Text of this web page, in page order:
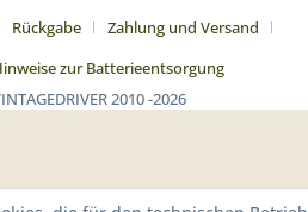
Rückgabe
Zahlung und Versand
zur Batterieentsorgung
2010 -2026